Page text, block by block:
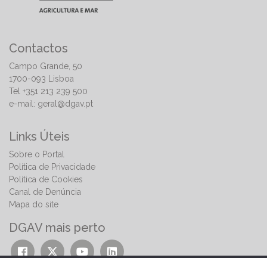
Contactos
Campo Grande, 50
1700-093 Lisboa
Tel +351 213 239 500
e-mail: geral@dgav.pt
Links Úteis
Sobre o Portal
Política de Privacidade
Política de Cookies
Canal de Denúncia
Mapa do site
DGAV mais perto